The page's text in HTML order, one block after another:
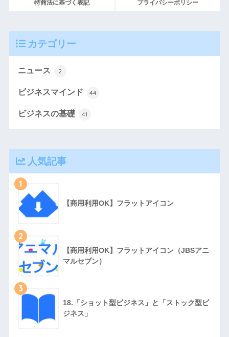
特商法に基づく表記 プライバシーポリシー
カテゴリー
ニュース 2
ビジネスマインド 44
ビジネスの基礎 41
人気記事
1
【商用利用OK】フラットアイコン
2
【商用利用OK】フラットアイコン（JBSアニ
マルセブン）
3
18.「ショット型ビジネス」と「ストック型ビ
ジネス」